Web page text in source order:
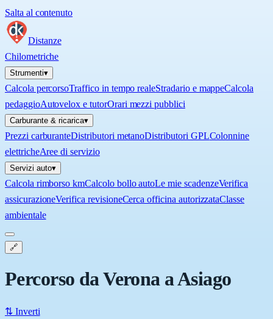
Salta al contenuto
Distanze
Chilometriche
Strumenti▾
Calcola percorsoTraffico in tempo realeStradario e mappeCalcola
pedaggioAutovelox e tutorOrari mezzi pubblici
Carburante & ricarica▾
Prezzi carburanteDistributori metanoDistributori GPLColonnine
elettricheAree di servizio
Servizi auto▾
Calcola rimborso kmCalcolo bollo autoLe mie scadenzeVerifica
assicurazioneVerifica revisioneCerca officina autorizzataClasse
ambientale
🔗
Percorso da Verona a Asiago
⇅ Inverti